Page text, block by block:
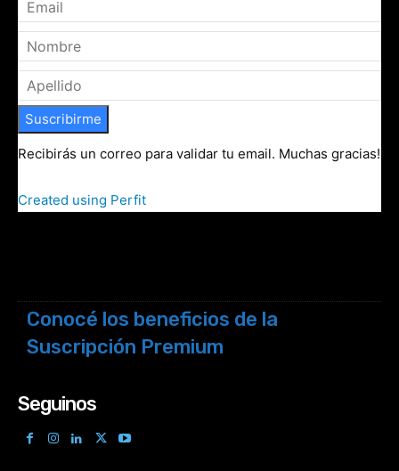
Suscribirme
Recibirás un correo para validar tu email. Muchas gracias!
Created using Perfit
Conocé los beneficios de la
Suscripción Premium
Seguinos